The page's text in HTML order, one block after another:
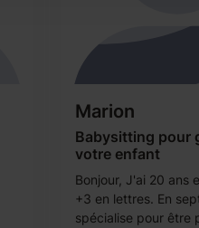
Marion
Babysitting pour
votre enfant
Bonjour, J'ai 20 ans
+3 en lettres. En
spécialise pour être